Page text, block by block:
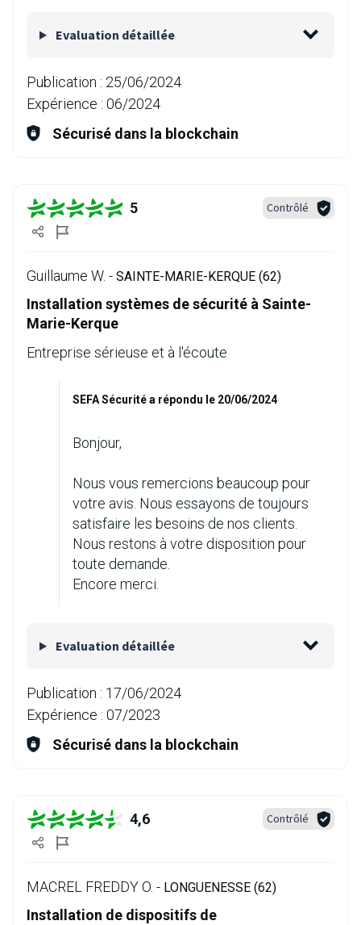
Evaluation détaillée
Publication : 25/06/2024
Expérience : 06/2024
Sécurisé dans la blockchain
5 Contrôlé
Guillaume W. - SAINTE-MARIE-KERQUE (62)
Installation systèmes de sécurité à Sainte-
Marie-Kerque
Entreprise sérieuse et à l'écoute
SEFA Sécurité a répondu le 20/06/2024
Bonjour,
Nous vous remercions beaucoup pour
votre avis. Nous essayons de toujours
satisfaire les besoins de nos clients.
Nous restons à votre disposition pour
toute demande.
Encore merci.
Evaluation détaillée
Publication : 17/06/2024
Expérience : 07/2023
Sécurisé dans la blockchain
4,6 Contrôlé
MACREL FREDDY O. - LONGUENESSE (62)
Installation de dispositifs de